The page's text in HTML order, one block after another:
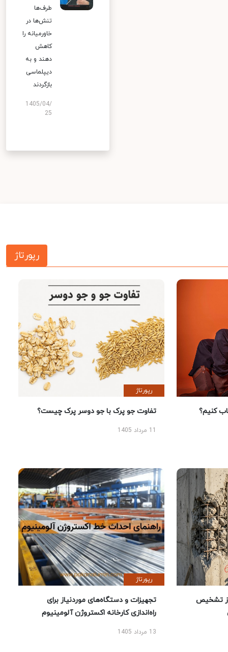
طرف‌ها
تنش‌ها در
خاورمیانه را
کاهش
دهند و به
دیپلماسی
بازگردند
1405/04/
25
رپورتاژ
کنیم؟
رپورتاژ
تفاوت جو پرک با جو دوسر پرک چیست؟
تشخیص
رپورتاژ
تجهیزات و دستگاه‌های موردنیاز برای
راه‌اندازی کارخانه اکستروژن آلومینیوم
13 مرداد 1405